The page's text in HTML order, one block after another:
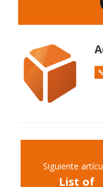
Siguiente
List of